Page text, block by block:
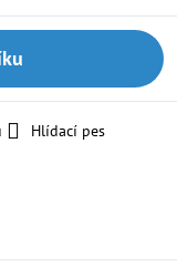
Hlídací pes